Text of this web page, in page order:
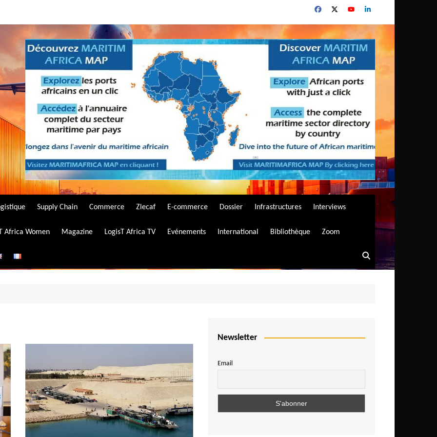
Supply Chain Commerce Zlecaf E-commerce Dossier Infrastructures Interviews
Africa Women Magazine LogisT Africa TV Evénements International Bibliothèque Zoom
Newsletter
Email